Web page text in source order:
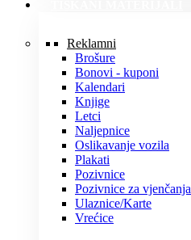
Reklamni
Brošure
Bonovi - kuponi
Kalendari
Knjige
Letci
Naljepnice
Oslikavanje vozila
Plakati
Pozivnice
Pozivnice za vjenčanja
Ulaznice/Karte
Vrećice